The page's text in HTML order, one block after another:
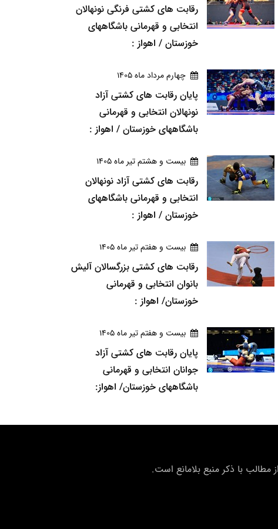
رقابت های کشتی فرنگی نونهالان
انتخابی و قهرمانی باشگاههای
خوزستان / اهواز :
چهارم مرداد ماه 1405
پایان رقابت های کشتی آزاد
نونهالان انتخابی و قهرمانی
باشگاههای خوزستان / اهواز :
بيست و هشتم تير ماه 1405
رقابت های کشتی آزاد نونهالان
انتخابی و قهرمانی باشگاههای
خوزستان / اهواز :
بيست و هفتم تير ماه 1405
رقابت های کشتی بزرگسالان آلیش
بانوان انتخابی و قهرمانی
خوزستان/ اهواز :
بيست و هفتم تير ماه 1405
پایان رقابت های کشتی آزاد
جوانان انتخابی و قهرمانی
باشگاههای خوزستان/ اهواز:
با ذکر منبع بلامانع است.